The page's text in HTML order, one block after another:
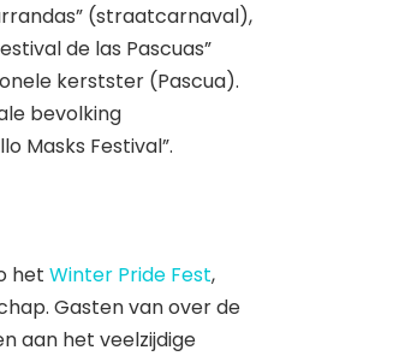
(straatcarnaval),
de las Pascuas”
kerstster (Pascua).
bevolking
Masks Festival”.
het Winter Pride Fest,
Gasten van over de
aan het veelzijdige